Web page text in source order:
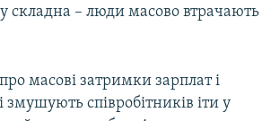
складна – люди масово втрачають
масові затримки зарплат і
змушують співробітників іти у